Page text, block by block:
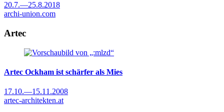
20.7.—25.8.2018
archi-union.com
Artec
Artec Ockham ist schärfer als Mies
17.10.—15.11.2008
artec-architekten.at